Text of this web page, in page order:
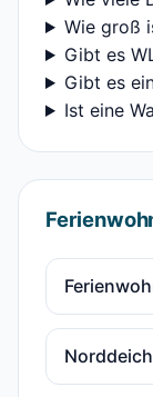
Wie groß
Gibt es
Gibt es
Ist eine